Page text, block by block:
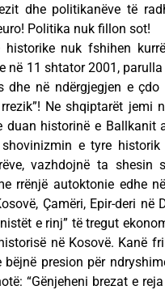
dhe politikanëve të
Politika nuk fillon sot!
historike nuk fshihen
në 11 shtator 2001,
dhe në ndërgjegjen e çdo
rrezik”! Ne shqiptarët jemi
duan historinë e Ballkanit
shovinizmin e tyre historik
vazhdojnë ta shesin
rrënjë autoktonie edhe
Çamëri, Epir-deri në
e rinj” të tregut
në Kosovë. Kanë
bëjnë presion për
“Gënjeheni brezat e